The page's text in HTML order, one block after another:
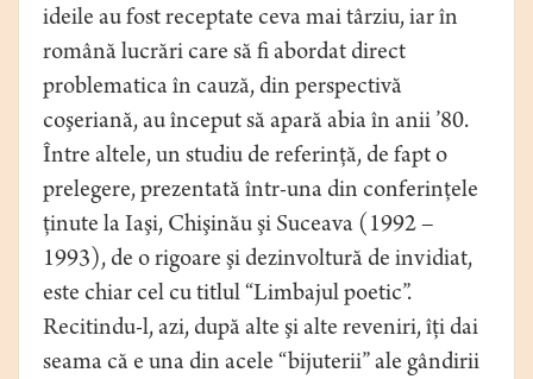
ideile au fost receptate ceva mai târziu, iar în
română lucrări care să fi abordat direct
problematica în cauză, din perspectivă
coşeriană, au început să apară abia în anii ’80.
Între altele, un studiu de referinţă, de fapt o
prelegere, prezentată într-una din conferinţele
ţinute la Iaşi, Chişinău şi Suceava (1992 –
1993), de o rigoare şi dezinvoltură de invidiat,
este chiar cel cu titlul “Limbajul poetic”.
Recitindu-l, azi, după alte şi alte reveniri, îţi dai
seama că e una din acele “bijuterii” ale gândirii